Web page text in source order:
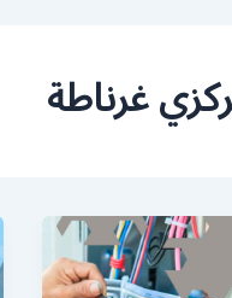
غرناطة